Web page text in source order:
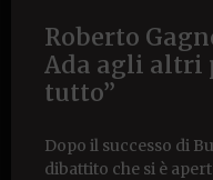
Roberto
Ada agli altri
tutto”
Dopo il successo di
dibattito che si è